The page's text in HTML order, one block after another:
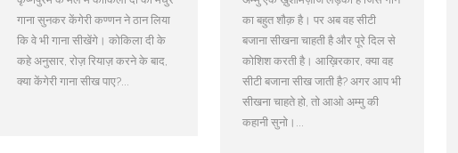
गाना सुनकर केंगेरी कण्णन ने ठान लिया
कि वे भी गाना सीखेंगे। कोकिला दी के
कहे अनुसार, रोज़ रियाज़ करने के बाद,
क्या केंगेरी गाना सीख पाए?...
का बहुत शौक़ है। पर अब वह सीटी
बजाना सीखना चाहती है और पूरे दिल से
कोशिश करती है। आख़िरकार, क्या वह
सीटी बजाना सीख जाती है? अगर आप भी
सीखना चाहते हो, तो आओ अम्मु की
कहानी सुनो।...